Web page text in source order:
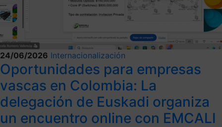
24/06/2026 Internacionalización
Oportunidades para empresas
vascas en Colombia: La
delegación de Euskadi organiza
un encuentro online con EMCALI